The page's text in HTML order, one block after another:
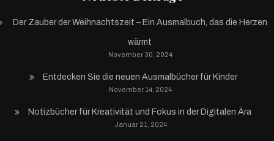
Der Zauber der Weihnachtszeit – Ein Ausmalbuch, das die Herzen
wärmt
November 30, 2024
Entdecken Sie die neuen Ausmalbücher für Kinder
November 14, 2024
Notizbücher für Kreativität und Fokus in der Digitalen Ära
Januar 21, 2024